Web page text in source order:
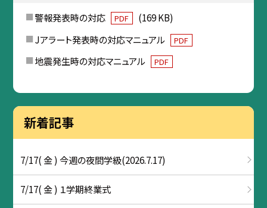
警報発表時の対応 PDF
(169 KB)
Jアラート発表時の対応マニュアル
PDF
地震発生時の対応マニュアル PDF
新着記事
7/17( 金 ) 今週の夜間学級(2026.7.17)
7/17( 金 ) １学期終業式